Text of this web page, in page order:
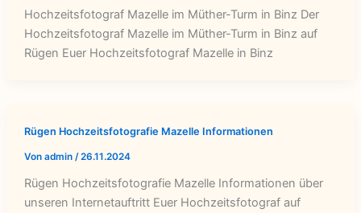
Hochzeitsfotograf Mazelle im Müther-Turm in Binz Der
Hochzeitsfotograf Mazelle im Müther-Turm in Binz auf
Rügen Euer Hochzeitsfotograf Mazelle in Binz
Rügen Hochzeitsfotografie Mazelle Informationen
Von admin /26.11.2024
Rügen Hochzeitsfotografie Mazelle Informationen über
unseren Internetauftritt Euer Hochzeitsfotograf auf